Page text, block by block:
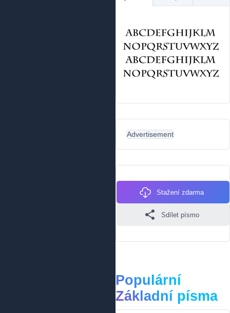
Advertisement
Stažení zdarma
Sdílet písmo
Populární
Základní písma